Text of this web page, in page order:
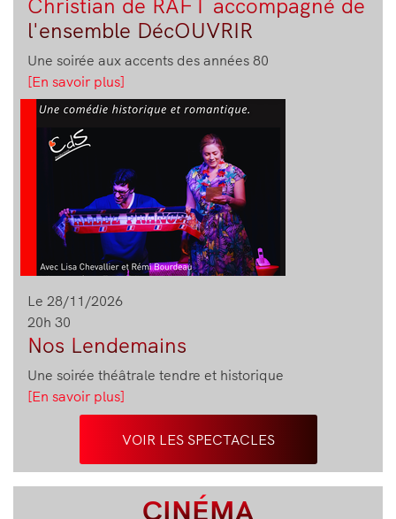
20h 30
Christian de RAFT accompagné de
l'ensemble DécOUVRIR
Une soirée aux accents des années 80
[En savoir plus]
Image
Le 28/11/2026
20h 30
Nos Lendemains
Une soirée théâtrale tendre et historique
VOIR LES SPECTACLES